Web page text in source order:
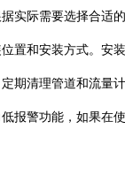
实际需要选择合适
置和安装方式。安
期清理管道和流量
报警功能，如果在